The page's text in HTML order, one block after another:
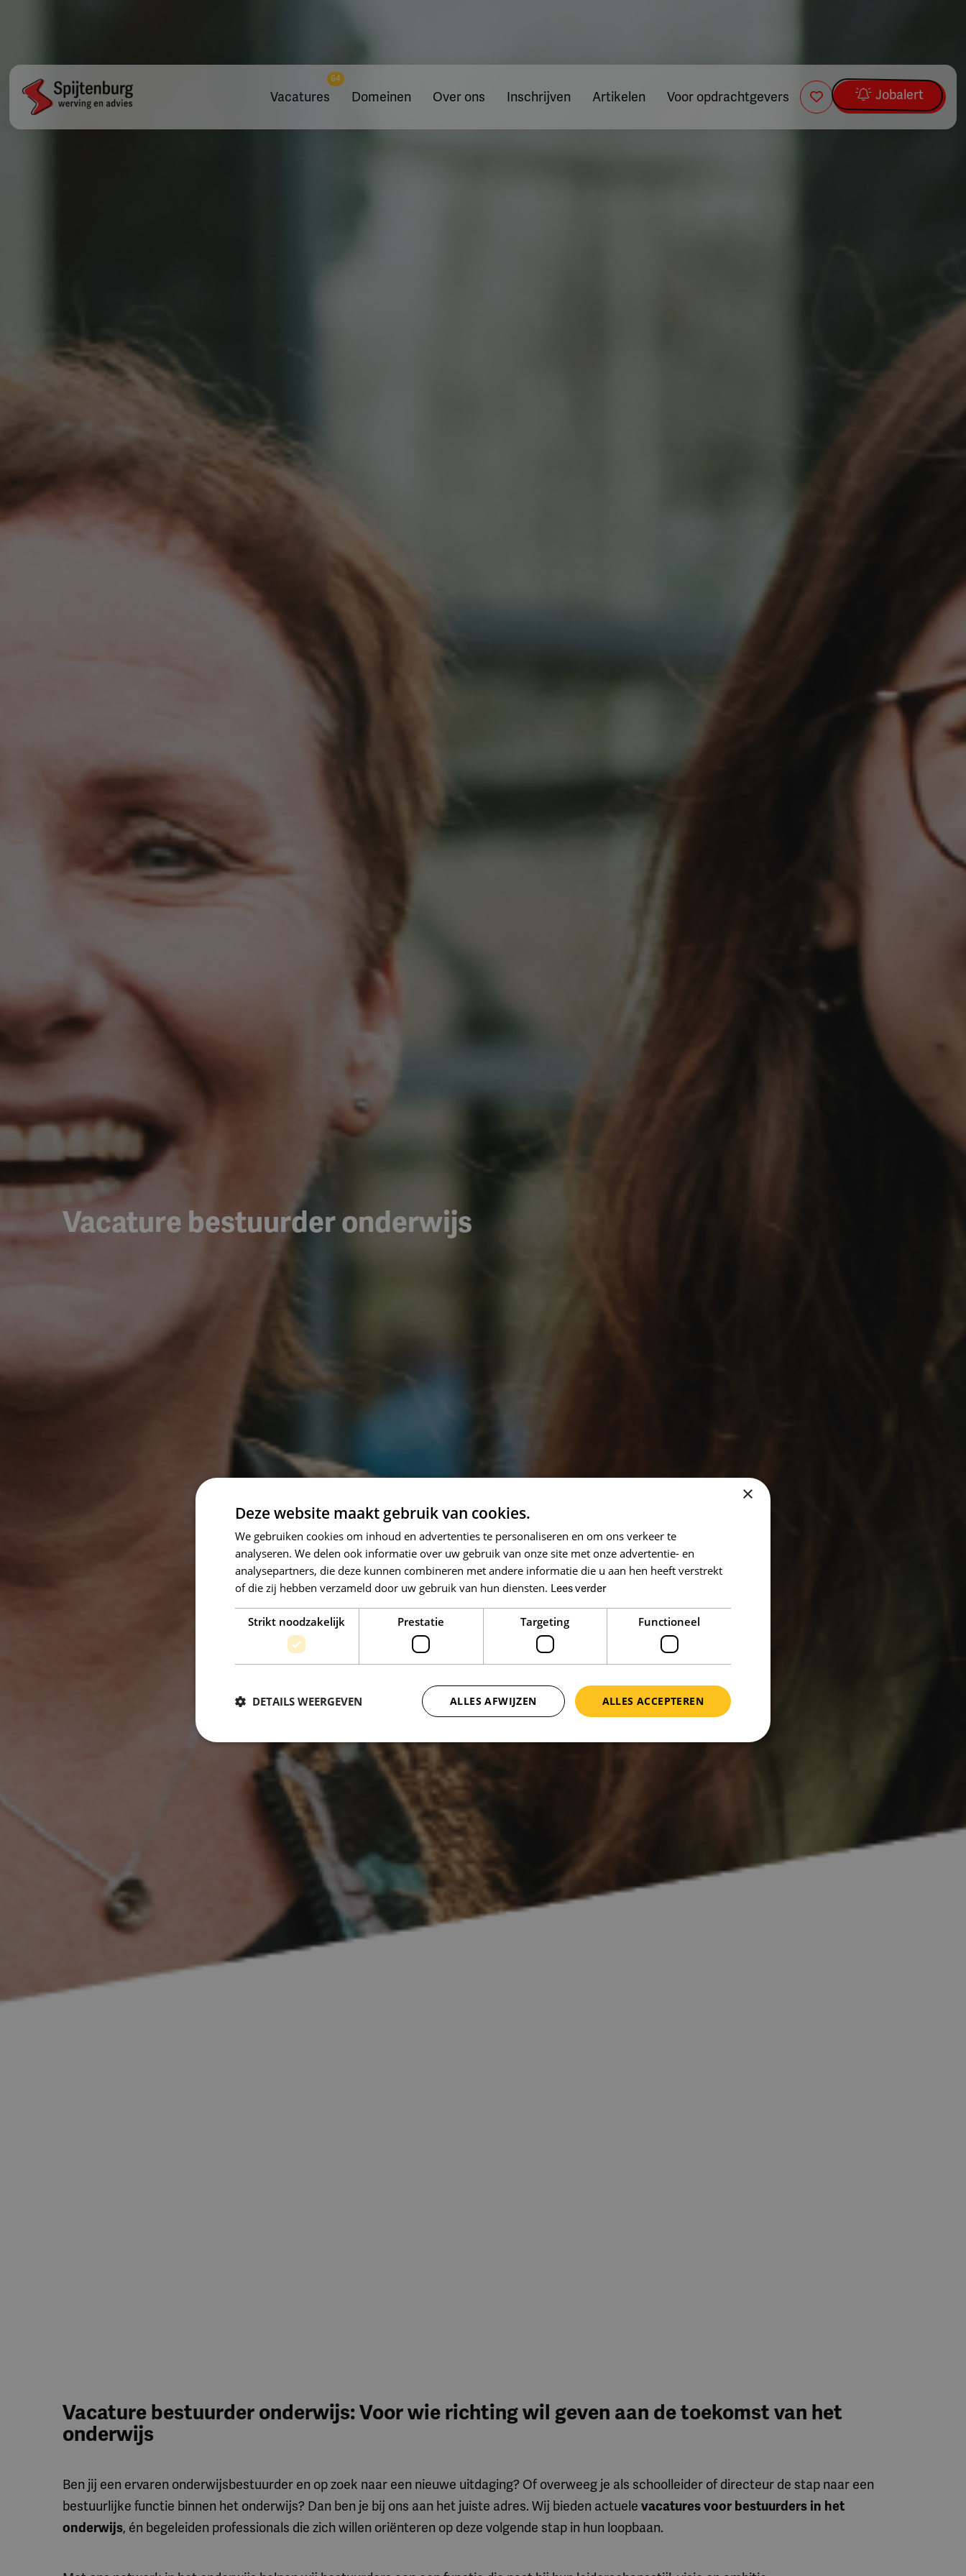
Vacatures
64
Domeinen Over ons Inschrijven Artikelen Voor opdrachtgevers Jobalert
Vacature bestuurder onderwijs
Vacature bestuurder onderwijs: Voor wie richting wil geven aan de toekomst van het
onderwijs
Ben jij een ervaren onderwijsbestuurder en op zoek naar een nieuwe uitdaging? Of overweeg je als schoolleider of directeur de stap naar een
bestuurlijke functie binnen het onderwijs? Dan ben je bij ons aan het juiste adres. Wij bieden actuele vacatures voor bestuurders in het
onderwijs, én begeleiden professionals die zich willen oriënteren op deze volgende stap in hun loopbaan.
×
Deze website maakt gebruik van cookies.
We gebruiken cookies om inhoud en advertenties te personaliseren en om ons verkeer te
analyseren. We delen ook informatie over uw gebruik van onze site met onze advertentie- en
analysepartners, die deze kunnen combineren met andere informatie die u aan hen heeft verstrekt
of die zij hebben verzameld door uw gebruik van hun diensten. Lees verder
Strikt noodzakelijk Prestatie Targeting Functioneel
ALLES ACCEPTEREN
ALLES AFWIJZEN
DETAILS WEERGEVEN